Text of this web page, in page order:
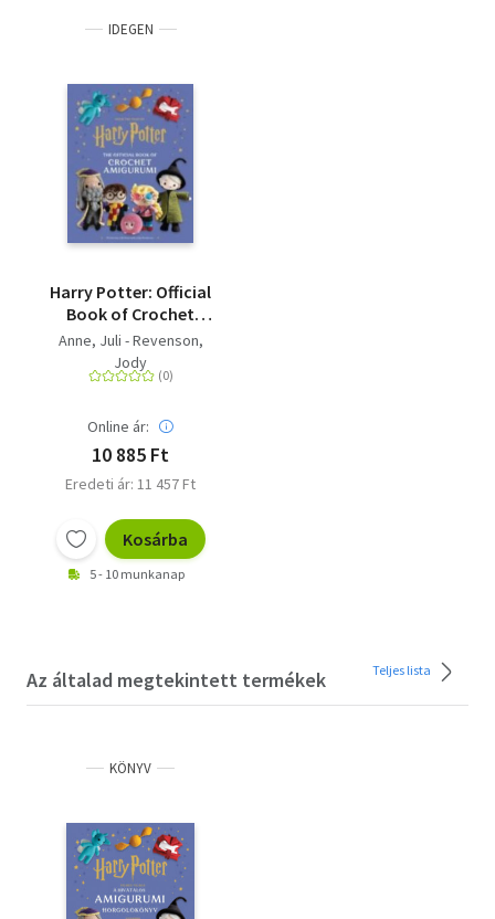
IDEGEN
Harry Potter: Official
Book of Crochet
Amigurumi
Anne, Juli - Revenson,
Jody
Online ár:
10 885 Ft
Eredeti ár: 11 457 Ft
Kosárba
5 - 10 munkanap
Az általad megtekintett termékek Teljes lista
KÖNYV